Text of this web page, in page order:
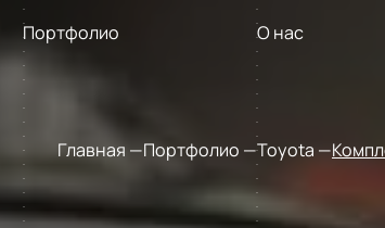
Портфолио О нас
Главная Портфолио Toyota